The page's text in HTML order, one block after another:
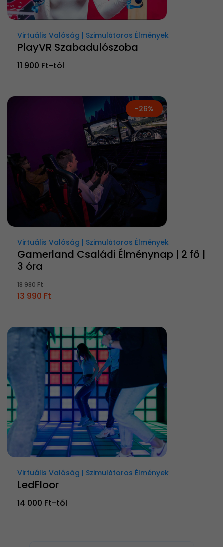
Virtuális Valóság | Szimulátoros Élmények
PlayVR Szabadulószoba
11 900 Ft-tól
-26%
Virtuális Valóság | Szimulátoros Élmények
Gamerland Családi Élménynap | 2 fő |
3 óra
18 980 Ft
13 990 Ft
Virtuális Valóság | Szimulátoros Élmények
LedFloor
14 000 Ft-tól